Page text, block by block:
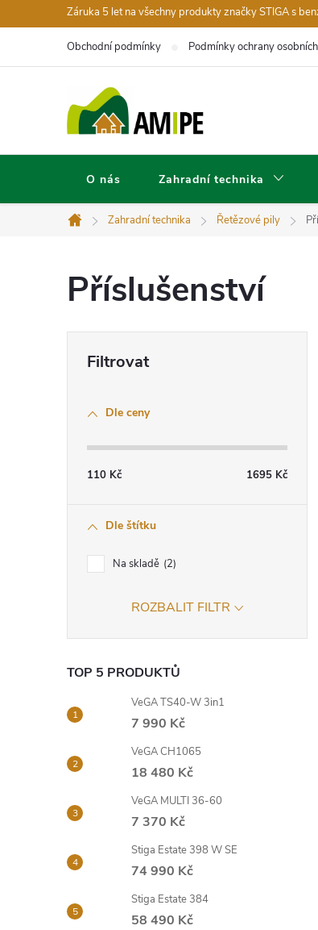
na
Záruka 5 let na všechny produkty značky STIGA s
Obchodní podmínky Podmínky ochrany
O nás Zahradní technika
Domů
Zahradní technika Řetězové pily
Příslušenství
n
í
p
a
n
e
l
Dle ceny
110 Kč 1695 Kč
Dle štítku
Na skladě 2
ROZBALIT FILTR
TOP 5 PRODUKTŮ
VeGA TS40-W 3in1
7 990 Kč
VeGA CH1065
18 480 Kč
VeGA MULTI 36-60
7 370 Kč
Stiga Estate 398 W SE
74 990 Kč
Stiga Estate 384
58 490 Kč